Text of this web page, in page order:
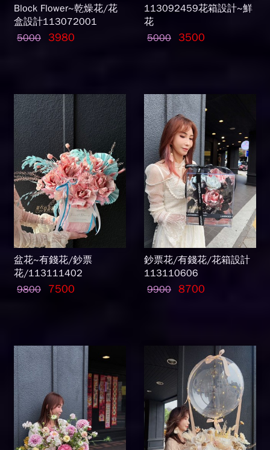
Block Flower~乾燥花/花
盒設計113072001
5000 3980
113092459花箱設計~鮮
花
5000 3500
盆花~有錢花/鈔票
花/113111402
9800
7500
鈔票花/有錢花/花箱設計
113110606
9900 8700